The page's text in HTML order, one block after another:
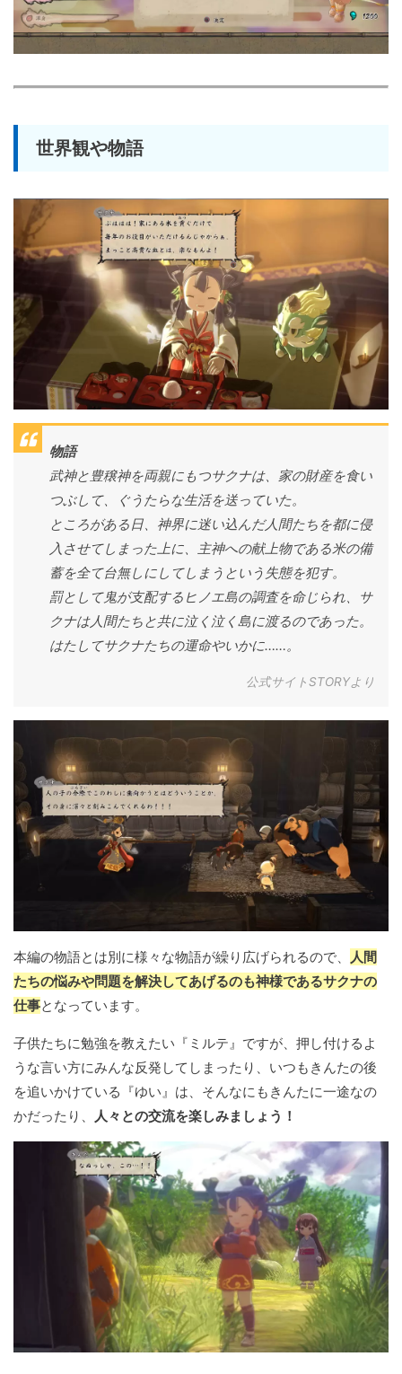
世界観や物語
物語
武神と豊穣神を両親にもつサクナは、家の財産を食い
つぶして、ぐうたらな生活を送っていた。
ところがある日、神界に迷い込んだ人間たちを都に侵
入させてしまった上に、主神への献上物である米の備
蓄を全て台無しにしてしまうという失態を犯す。
罰として鬼が支配するヒノエ島の調査を命じられ、サ
クナは人間たちと共に泣く泣く島に渡るのであった。
はたしてサクナたちの運命やいかに……。
公式サイトSTORYより
本編の物語とは別に様々な物語が繰り広げられるので、
人間
たちの悩みや問題を解決してあげるのも神様であるサクナの
仕事となっています。
子供たちに勉強を教えたい『ミルテ』ですが、押し付けるよ
うな言い方にみんな反発してしまったり、いつもきんたの後
を追いかけている『ゆい』は、そんなにもきんたに一途なの
かだったり、
人々との交流を楽しみましょう！